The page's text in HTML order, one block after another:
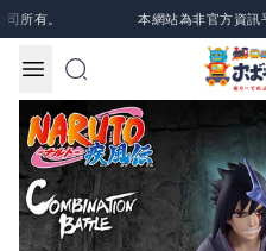
Skip to content
有。 本網站為非官方資訊